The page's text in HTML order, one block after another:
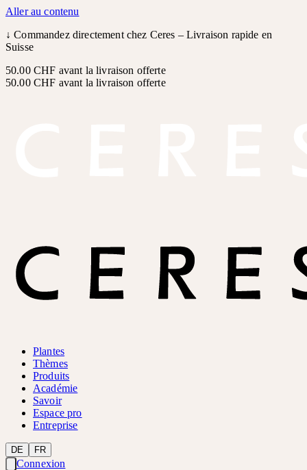
Aller au contenu
↓Commandez directement chez Ceres – Livraison rapide en
Suisse
50.00 CHF avant la livraison offerte
50.00 CHF avant la livraison offerte
Plantes
Thèmes
Produits
Académie
Savoir
Espace pro
Entreprise
DE FR
Connexion